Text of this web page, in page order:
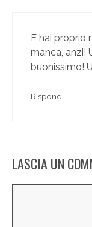
E hai proprio
manca, anzi!
buonissimo!
Rispondi
LASCIA UN